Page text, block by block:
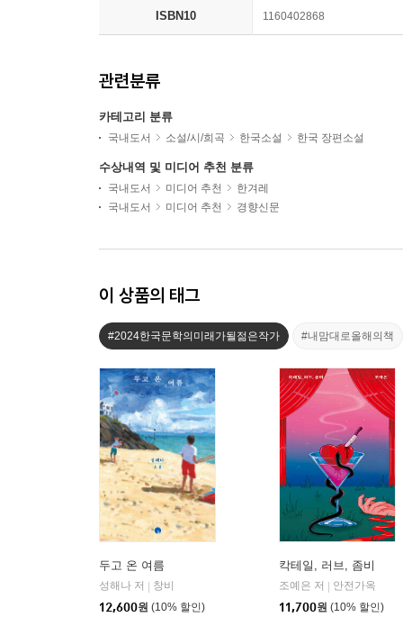
ISBN10 1160402868
관련분류
카테고리 분류
국내도서 소설/시/희곡 한국소설 한국 장편소설
수상내역 및 미디어 추천 분류
국내도서 미디어 추천
한겨레
국내도서
미디어 추천 경향신문
이 상품의 태그
#2024한국문학의미래가될젊은작가 #내맘대로올해의책
두고 온 여름
성해나 저
창비
12,600원 (10% 할인)
칵테일, 러브, 좀비
조예은 저
안전가옥
11,700원 (10% 할인)